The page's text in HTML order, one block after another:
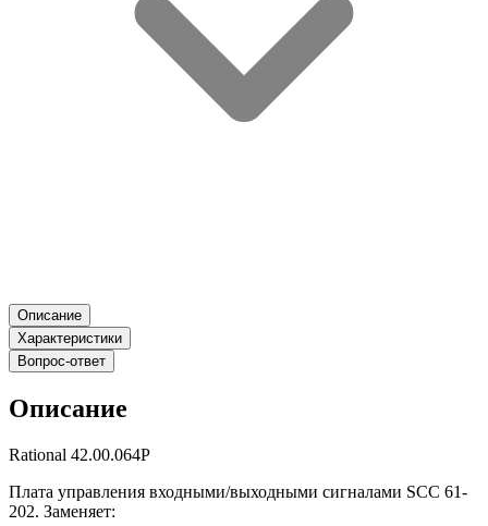
Описание
Характеристики
Вопрос-ответ
Описание
Rational 42.00.064P
Плата управления входными/выходными сигналами SCC 61-
202. Заменяет: